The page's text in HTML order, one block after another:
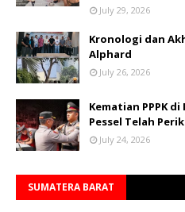
July 29, 2026
Kronologi dan
Alphard
July 26, 2026
Kematian PPPK
Pessel Telah
July 24, 2026
SUMATERA BARAT